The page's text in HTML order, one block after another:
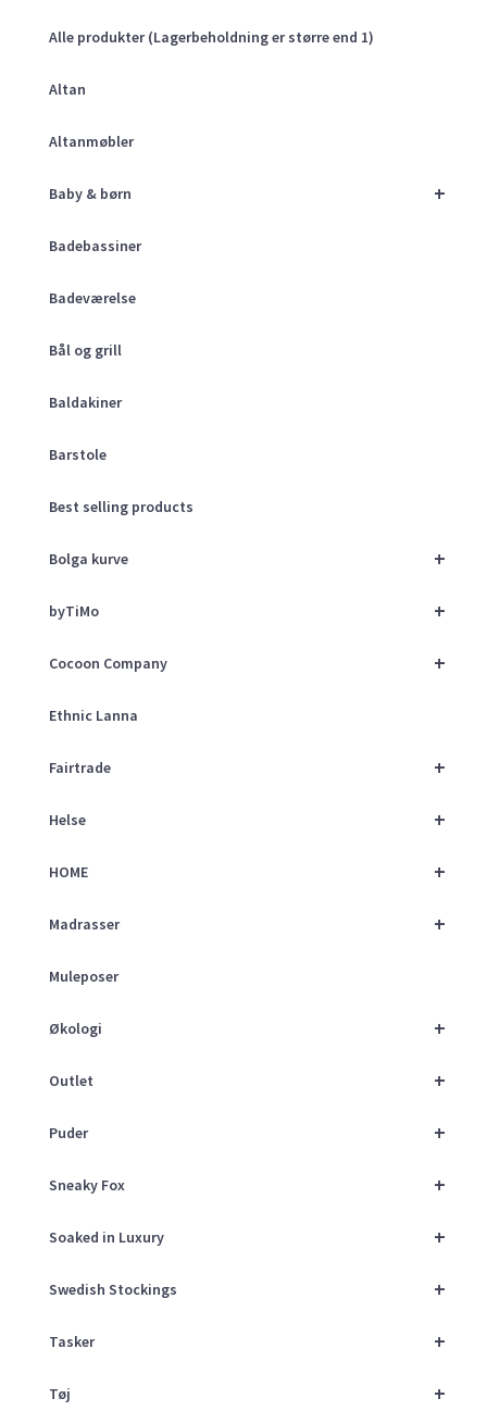
Alle produkter (Lagerbeholdning er større end 1)
Altan
Altanmøbler
+
Baby & børn
Badebassiner
Badeværelse
Bål og grill
Baldakiner
Barstole
Best selling products
+
Bolga kurve
+
byTiMo
+
Cocoon Company
Ethnic Lanna
+
Fairtrade
+
Helse
+
HOME
+
Madrasser
Muleposer
+
Økologi
+
Outlet
+
Puder
+
Sneaky Fox
+
Soaked in Luxury
+
Swedish Stockings
+
Tasker
+
Tøj